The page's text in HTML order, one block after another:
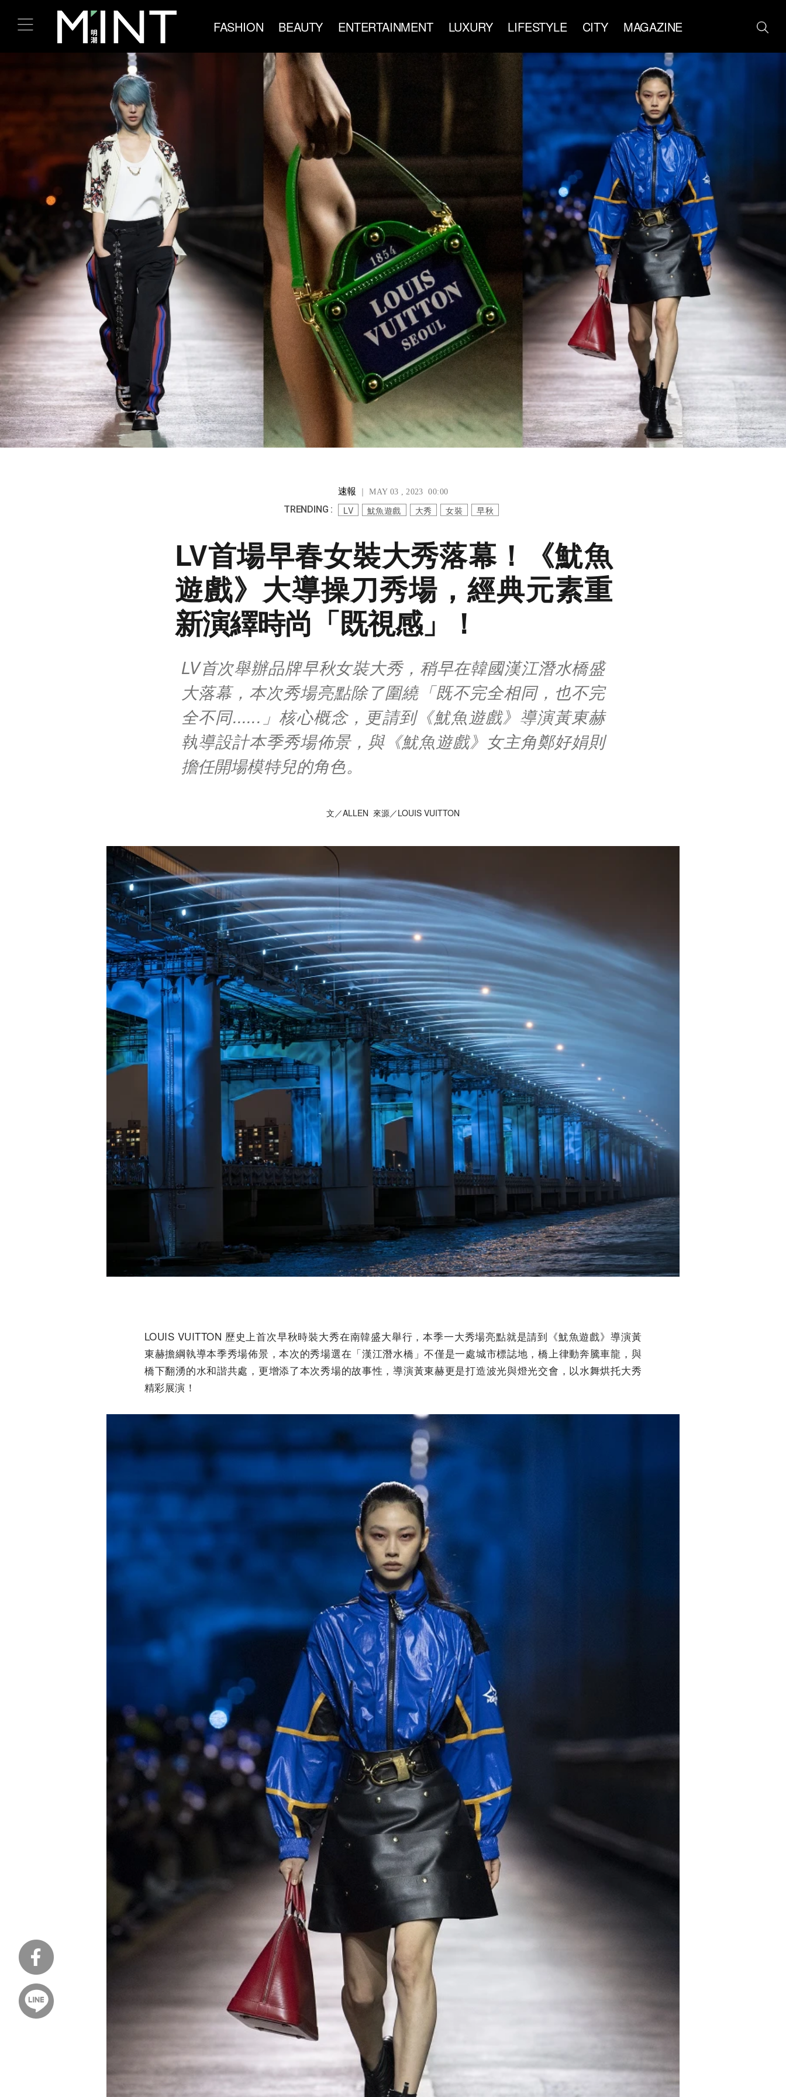
FASHION BEAUTY ENTERTAINMENT LUXURY LIFESTYLE CITY MAGAZINE
速報 ｜ MAY 03 , 2023 00:00
TRENDING : LV 魷魚遊戲 大秀 女裝 早秋
LV首場早春女裝大秀落幕！《魷魚
遊戲》大導操刀秀場，經典元素重
新演繹時尚「既視感」！
LV首次舉辦品牌早秋女裝大秀，稍早在韓國漢江潛水橋盛
大落幕，本次秀場亮點除了圍繞「既不完全相同，也不完
全不同......」核心概念，更請到《魷魚遊戲》導演黃東赫
執導設計本季秀場佈景，與《魷魚遊戲》女主角鄭好娟則
擔任開場模特兒的角色。
文／ALLEN 來源／LOUIS VUITTON
LOUIS VUITTON 歷史上首次早秋時裝大秀在南韓盛大舉行，本季一大秀場亮點就是請到《魷魚遊戲》導演黃
東赫擔綱執導本季秀場佈景，本次的秀場選在「漢江潛水橋」不僅是一處城市標誌地，橋上律動奔騰車龍，與
橋下翻湧的水和諧共處，更增添了本次秀場的故事性，導演黃東赫更是打造波光與燈光交會，以水舞烘托大秀
精彩展演！